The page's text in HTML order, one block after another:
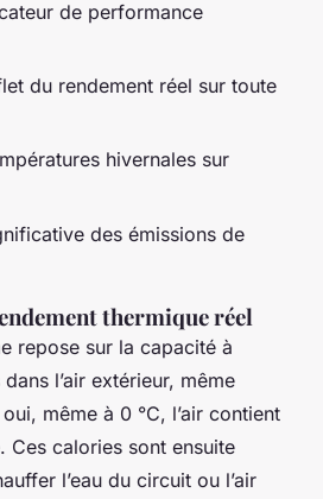
de performance
du rendement réel sur toute
hivernales sur
des émissions de
thermique réel
repose sur la capacité à
l’air extérieur, même
même à 0 °C, l’air contient
Ces calories sont ensuite
l’eau du circuit ou l’air